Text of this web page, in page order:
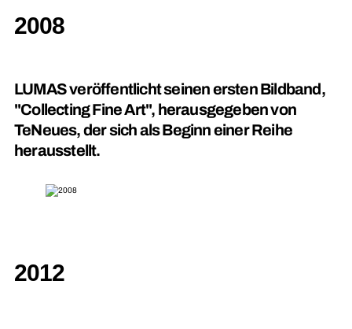
2008
LUMAS veröffentlicht seinen ersten Bildband,
"Collecting Fine Art", herausgegeben von
TeNeues, der sich als Beginn einer Reihe
herausstellt.
2012